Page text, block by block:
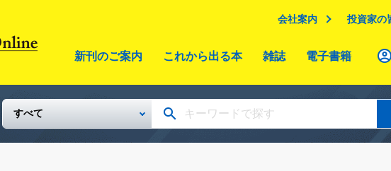
会社案内 投資家の
新刊のご案内 これから出る本 雑誌 電子書籍